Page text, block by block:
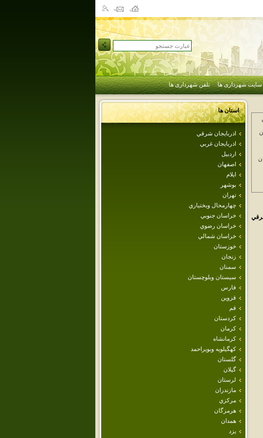
سایت شهرداری ها تلفن شهرداری ها
استان ها
اذربايجان شرقي
اذربايجان غربي
اردبيل
اصفهان
ايلام
بوشهر
تهران
چهارمحال وبختياري
خراسان جنوبي
خراسان رضوي
خراسان شمالي
خوزستان
زنجان
سمنان
سيستان وبلوچستان
فارس
قزوين
قم
كردستان
كرمان
كرمانشاه
كهگيلويه وبويراحمد
گلستان
گيلان
لرستان
مازندران
مركزي
هرمزگان
همدان
يزد